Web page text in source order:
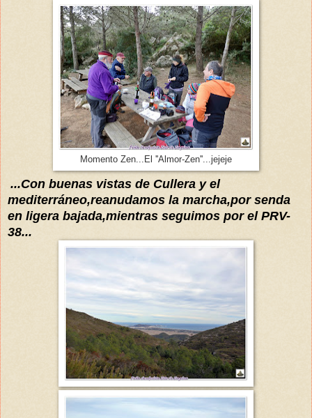
Momento Zen...El ''Almor-Zen''...jejeje
...Con buenas vistas de Cullera y el
mediterráneo,reanudamos la marcha,por senda
en ligera bajada,mientras seguimos por el PRV-
38...